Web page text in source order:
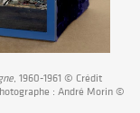
, 1960-1961 © Crédit
: André Morin ©